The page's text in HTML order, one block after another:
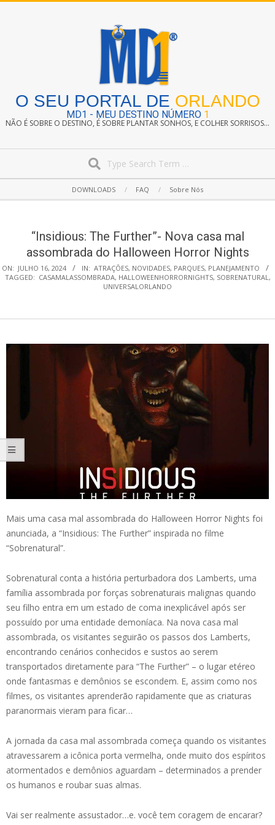
O SEU PORTAL DE ORLANDO
MD1 - MEU DESTINO NÚMERO 1
NÃO É SOBRE O DESTINO, É SOBRE PLANTAR SONHOS, E COLHER SORRISOS...
Navigation
DOWNLOADS FAQ Sobre Nós
“Insidious: The Further”- Nova casa mal
assombrada do Halloween Horror Nights
ON: JULHO 16, 2024 IN: ATRAÇÕES, NOVIDADES, PARQUES, PLANEJAMENTO
TAGGED: CASAMALASSOMBRADA, HALLOWEENHORRORNIGHTS, SOBRENATURAL,
UNIVERSALORLANDO
Mais uma casa mal assombrada do Halloween Horror Nights foi
anunciada, a “Insidious: The Further” inspirada no filme
“Sobrenatural”.
Sobrenatural conta a história perturbadora dos Lamberts, uma
família assombrada por forças sobrenaturais malignas quando
seu filho entra em um estado de coma inexplicável após ser
possuído por uma entidade demoníaca. Na nova casa mal
assombrada, os visitantes seguirão os passos dos Lamberts,
encontrando cenários conhecidos e sustos ao serem
transportados diretamente para “The Further” – o lugar etéreo
onde fantasmas e demônios se escondem. E, assim como nos
filmes, os visitantes aprenderão rapidamente que as criaturas
paranormais vieram para ficar…
A jornada da casa mal assombrada começa quando os visitantes
atravessarem a icônica porta vermelha, onde muito dos espíritos
atormentados e demônios aguardam – determinados a prender
os humanos e roubar suas almas.
Vai ser realmente assustador…e. você tem coragem de encarar?